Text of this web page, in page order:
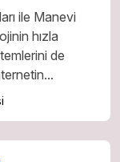
ile Manevi
hızla
de